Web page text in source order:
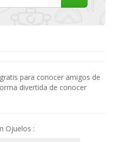
para conocer amigos de
divertida de conocer
Ojuelos :